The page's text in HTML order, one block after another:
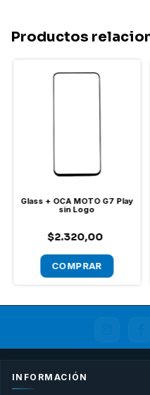
Productos
Glass + OCA MOTO G7 Play
sin Logo
$2.320,00
INFORMACIÓN